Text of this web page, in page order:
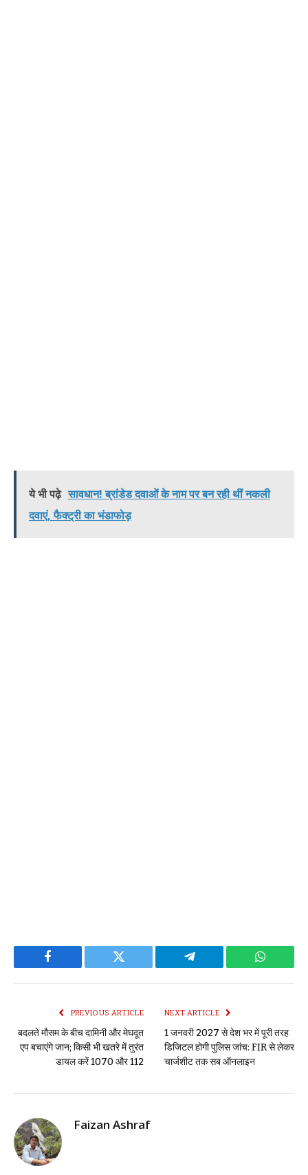
ये भी पढ़े सावधान! ब्रांडेड दवाओं के नाम पर बन रही थीं नकली
दवाएं, फैक्ट्री का भंडाफोड़
Facebook Twitter Telegram
PREVIOUS ARTICLE
बदलते मौसम के बीच दामिनी और मेघदूत
एप बचाएंगे जान; किसी भी खतरे में तुरंत
डायल करें 1070 और 112
NEXT ARTICLE
1 जनवरी 2027 से देश भर में पूरी तरह
डिजिटल होगी पुलिस जांच: FIR से लेकर
चार्जशीट तक सब ऑनलाइन
Faizan Ashraf